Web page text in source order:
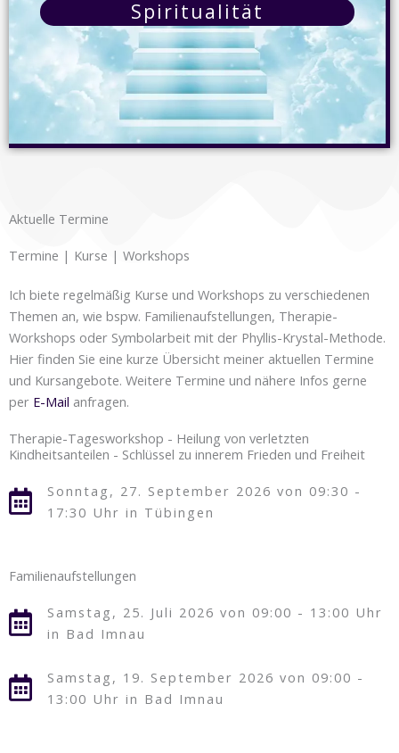
mit der "Familienaufstellung" und der "Heilung des
inneren Kindes".
Details
Spiritualität
Ein Jenseitskontakt kann eine große Hilfe bei der
geblieben, ein Abschied war nicht mehr möglich oder
geistigen Welt gut geht. Hier kann ein Jenseitskontakt
hilfreich und heilend sein.
Details
Aktuelle Termine
Termine | Kurse | Workshops
Ich biete regelmäßig Kurse und Workshops zu verschiedenen
Themen an, wie bspw. Familienaufstellungen, Therapie-
Workshops oder Symbolarbeit mit der Phyllis-Krystal-Methode.
Hier finden Sie eine kurze Übersicht meiner aktuellen Termine
und Kursangebote. Weitere Termine und nähere Infos gerne
per E-Mail anfragen.
Therapie-Tagesworkshop - Heilung von verletzten
Kindheitsanteilen - Schlüssel zu innerem Frieden und Freiheit
Sonntag, 27. September 2026 von 09:30 -
17:30 Uhr in Tübingen
Familienaufstellungen
Samstag, 25. Juli 2026 von 09:00 - 13:00 Uhr
in Bad Imnau
Samstag, 19. September 2026 von 09:00 -
13:00 Uhr in Bad Imnau